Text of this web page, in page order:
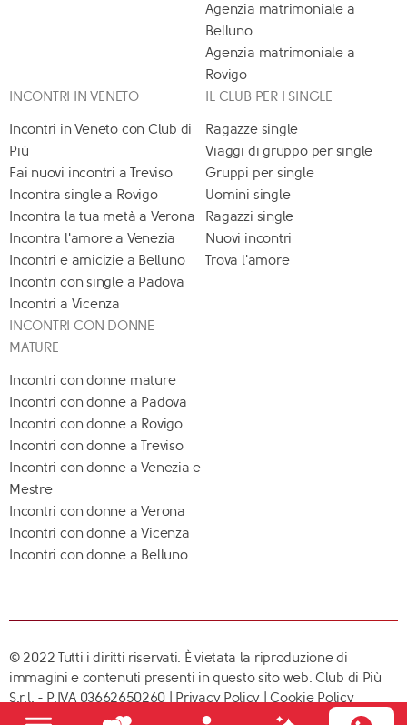
Agenzia matrimoniale a
Belluno
Agenzia matrimoniale a
Rovigo
INCONTRI IN VENETO
Incontri in Veneto con Club di
Più
Fai nuovi incontri a Treviso
Incontra single a Rovigo
Incontra la tua metà a Verona
Incontra l'amore a Venezia
Incontri e amicizie a Belluno
Incontri con single a Padova
Incontri a Vicenza
IL CLUB PER I SINGLE
Ragazze single
Viaggi di gruppo per single
Gruppi per single
Uomini single
Ragazzi single
Nuovi incontri
Trova l'amore
INCONTRI CON DONNE
MATURE
Incontri con donne mature
Incontri con donne a Padova
Incontri con donne a Rovigo
Incontri con donne a Treviso
Incontri con donne a Venezia e
Mestre
Incontri con donne a Verona
Incontri con donne a Vicenza
Incontri con donne a Belluno
© 2022 Tutti i diritti riservati. È vietata la riproduzione di
immagini e contenuti presenti in questo sito web. Club di Più
S.r.l. - P.IVA 03662650260 | Privacy Policy |Cookie Policy